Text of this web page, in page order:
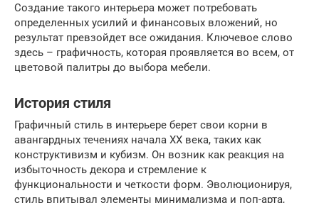
Создание такого интерьера может потребовать
определенных усилий и финансовых вложений, но
результат превзойдет все ожидания. Ключевое слово
здесь – графичность, которая проявляется во всем, от
цветовой палитры до выбора мебели.
История стиля
Графичный стиль в интерьере берет свои корни в
авангардных течениях начала XX века, таких как
конструктивизм и кубизм. Он возник как реакция на
избыточность декора и стремление к
функциональности и четкости форм. Эволюционируя,
стиль впитывал элементы минимализма и поп-арта,